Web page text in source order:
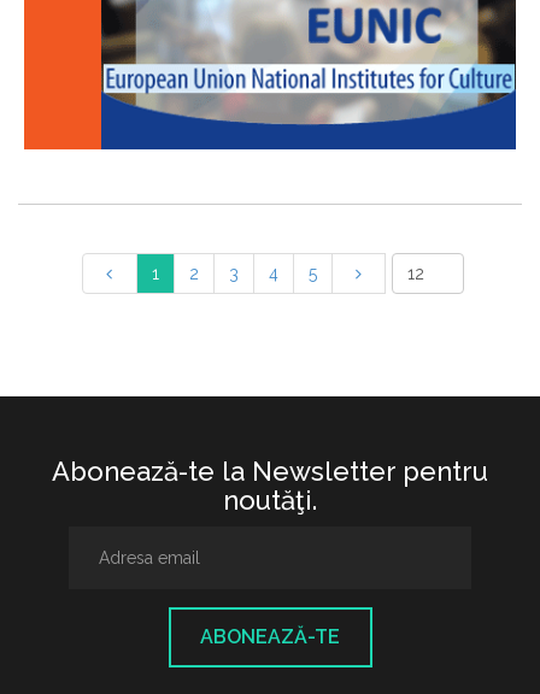
1 2 3 4 5
Abonează-te la Newsletter pentru
noutăţi.
ABONEAZĂ-TE